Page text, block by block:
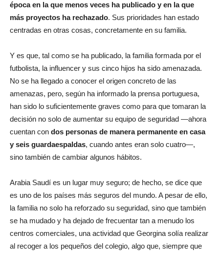
época en la que menos veces ha publicado y en la que
más proyectos ha rechazado. Sus prioridades han estado
centradas en otras cosas, concretamente en su familia.
Y es que, tal como se ha publicado, la familia formada por el
futbolista, la influencer y sus cinco hijos ha sido amenazada.
No se ha llegado a conocer el origen concreto de las
amenazas, pero, según ha informado la prensa portuguesa,
han sido lo suficientemente graves como para que tomaran la
decisión no solo de aumentar su equipo de seguridad —ahora
cuentan con dos personas de manera permanente en casa
y seis guardaespaldas, cuando antes eran solo cuatro—,
sino también de cambiar algunos hábitos.
Arabia Saudí es un lugar muy seguro; de hecho, se dice que
es uno de los países más seguros del mundo. A pesar de ello,
la familia no solo ha reforzado su seguridad, sino que también
se ha mudado y ha dejado de frecuentar tan a menudo los
centros comerciales, una actividad que Georgina solía realizar
al recoger a los pequeños del colegio, algo que, siempre que